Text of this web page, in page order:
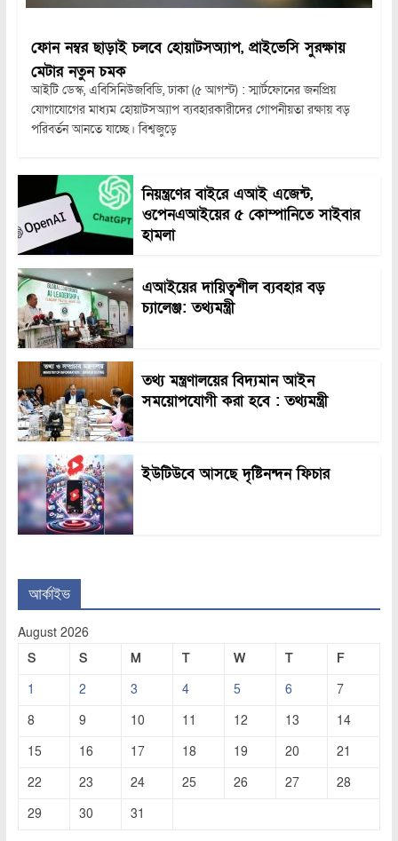
ফোন নম্বর ছাড়াই চলবে হোয়াটসঅ্যাপ, প্রাইভেসি সুরক্ষায়
মেটার নতুন চমক
আইটি ডেস্ক, এবিসিনিউজবিডি, ঢাকা (৫ আগস্ট) : স্মার্টফোনের জনপ্রিয়
যোগাযোগের মাধ্যম হোয়াটসঅ্যাপ ব্যবহারকারীদের গোপনীয়তা রক্ষায় বড়
পরিবর্তন আনতে যাচ্ছে। বিশ্বজুড়ে
নিয়ন্ত্রণের বাইরে এআই এজেন্ট,
ওপেনএআইয়ের ৫ কোম্পানিতে সাইবার
হামলা
এআইয়ের দায়িত্বশীল ব্যবহার বড়
চ্যালেঞ্জ: তথ্যমন্ত্রী
তথ্য মন্ত্রণালয়ের বিদ্যমান আইন
সময়োপযোগী করা হবে : তথ্যমন্ত্রী
ইউটিউবে আসছে দৃষ্টিনন্দন ফিচার
আর্কাইভ
August 2026
S
S M T W T
F
1
2 3 4 5 6
7
8
9 10 11 12 13
14
15
16 17 18 19 20
21
22
23 24 25 26 27
28
29
30 31